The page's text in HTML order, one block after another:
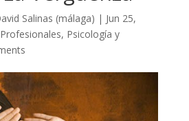
Salinas (málaga) | Jun 25,
, Psicología y